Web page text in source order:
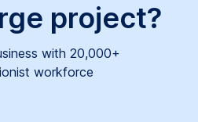
project?
with 20,000+
workforce